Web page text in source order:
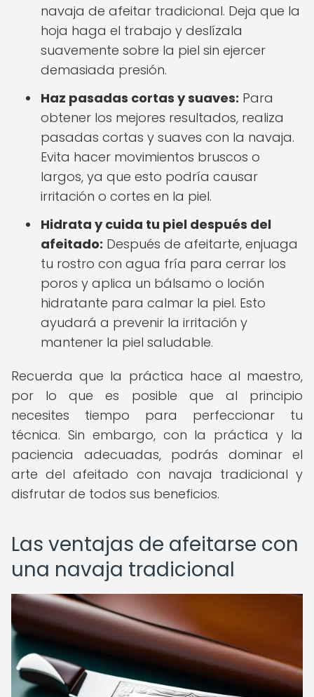
navaja de afeitar tradicional. Deja que la
hoja haga el trabajo y deslízala
suavemente sobre la piel sin ejercer
demasiada presión.
Haz pasadas cortas y suaves: Para
obtener los mejores resultados, realiza
pasadas cortas y suaves con la navaja.
Evita hacer movimientos bruscos o
largos, ya que esto podría causar
irritación o cortes en la piel.
Hidrata y cuida tu piel después del
afeitado: Después de afeitarte, enjuaga
tu rostro con agua fría para cerrar los
poros y aplica un bálsamo o loción
hidratante para calmar la piel. Esto
ayudará a prevenir la irritación y
mantener la piel saludable.
Recuerda que la práctica hace al maestro,
por lo que es posible que al principio
necesites tiempo para perfeccionar tu
técnica. Sin embargo, con la práctica y la
paciencia adecuadas, podrás dominar el
arte del afeitado con navaja tradicional y
disfrutar de todos sus beneficios.
Las ventajas de afeitarse con
una navaja tradicional